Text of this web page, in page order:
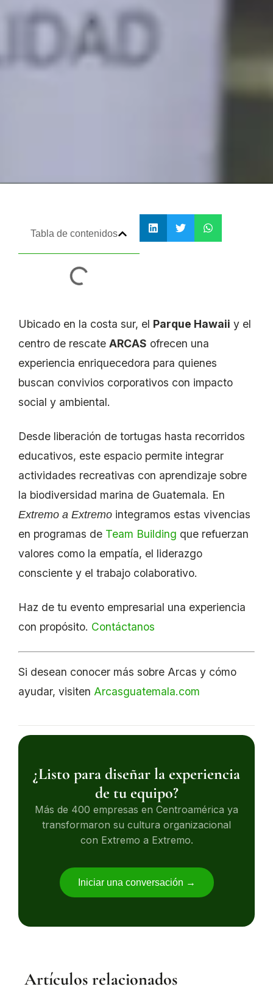
Tabla de contenidos
Ubicado en la costa sur, el Parque Hawaii y el
centro de rescate ARCAS ofrecen una
experiencia enriquecedora para quienes
buscan convivios corporativos con impacto
social y ambiental.
Desde liberación de tortugas hasta recorridos
educativos, este espacio permite integrar
actividades recreativas con aprendizaje sobre
la biodiversidad marina de Guatemala. En
Extremo a Extremo integramos estas vivencias
en programas de Team Building que refuerzan
valores como la empatía, el liderazgo
consciente y el trabajo colaborativo.
Haz de tu evento empresarial una experiencia
con propósito. Contáctanos
Si desean conocer más sobre Arcas y cómo
ayudar, visiten Arcasguatemala.com
¿Listo para diseñar la experiencia
de tu equipo?
Más de 400 empresas en Centroamérica ya
transformaron su cultura organizacional
con Extremo a Extremo.
Iniciar una conversación →
Artículos relacionados